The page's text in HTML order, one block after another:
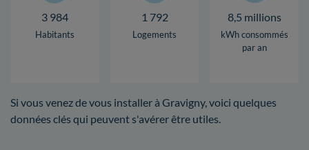
3 984
Habitants
1 792
Logements
8,5 millions
kWh consommés
par an
Si vous venez de vous installer à Gravigny, voici quelques
données clés qui peuvent s'avérer être utiles.